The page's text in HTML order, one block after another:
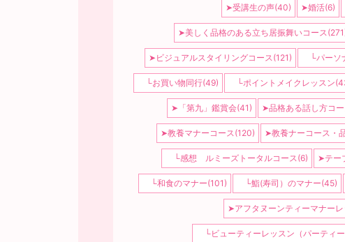
➤受講生の声(40) ➤婚活(6)
➤美しく品格のある立ち居振舞いコース
➤ビジュアルスタイリングコース(121) └パーソ
└お買い物同行(49) └ポイントメイクレッスン
➤「第九」鑑賞会(41) ➤品格ある話し方コ
➤教養マナーコース(120) ➤教養ナーコース・
└感想 ルミーズトータルコース(6) ➤テー
└和食のマナー(101) └鮨(寿司）のマナー(45)
➤アフタヌーンティーマナー
└ビューティーレッスン（パーティ